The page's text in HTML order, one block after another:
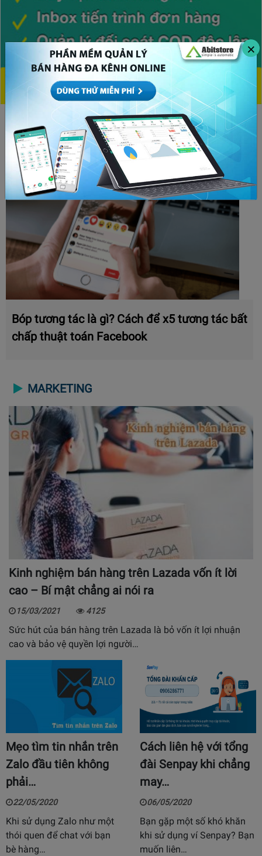
×
CHỦ ĐỀ HOT
Bóp tương tác là gì? Cách để x5 tương tác bất
chấp thuật toán Facebook
MARKETING
Kinh nghiệm bán hàng trên Lazada vốn ít lời
cao – Bí mật chẳng ai nói ra
15/03/2021 4125
Sức hút của bán hàng trên Lazada là bỏ vốn ít lợi nhuận
cao và bảo vệ quyền lợi người…
Mẹo tìm tin nhắn trên
Zalo đầu tiên không
phải…
22/05/2020
Khi sử dụng Zalo như một
thói quen để chat với bạn
bè hàng…
Cách liên hệ với tổng
đài Senpay khi chẳng
may…
06/05/2020
Bạn gặp một số khó khăn
khi sử dụng ví Senpay? Bạn
muốn liên…